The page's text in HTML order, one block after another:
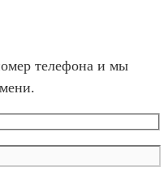
телефона и мы